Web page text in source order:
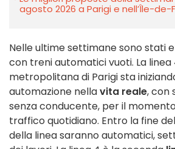
agosto 2026 a Parigi e nell’Île-de-
Nelle ultime settimane sono stati
con treni automatici vuoti. La linea
metropolitana di Parigi sta
automazione nellavita reale, con
senza conducente, per il
traffico quotidiano. Entro la fine
della linea saranno automatici,